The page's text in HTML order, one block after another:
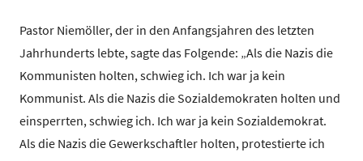
Pastor Niemöller, der in den Anfangsjahren des letzten
Jahrhunderts lebte, sagte das Folgende: „Als die Nazis die
Kommunisten holten, schwieg ich. Ich war ja kein
Kommunist. Als die Nazis die Sozialdemokraten holten und
einsperrten, schwieg ich. Ich war ja kein Sozialdemokrat.
Als die Nazis die Gewerkschaftler holten, protestierte ich